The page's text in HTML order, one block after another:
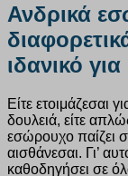
Ανδρικά
ιδανικό για
Είτε ετοιμάζεσαι
δουλειά, είτε
εσώρουχο παίζει
αισθάνεσαι. Γι’
καθοδηγήσει σε